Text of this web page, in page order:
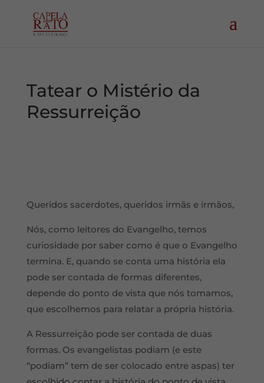
Tatear o Mistério da
Ressurreição
Queridos sacerdotes, queridos irmãs e irmãos,
Nós, como leitores do Evangelho, temos
curiosidade por saber como é que o Evangelho
termina. E, quando se conta uma história ela
pode ser contada de formas diferentes,
depende do ponto de vista que nós tomamos,
que escolhemos para relatar a própria história.
A Ressurreição pode ser contada de duas
formas. Os evangelistas podiam (e este
“podiam” tem de ser colocado entre aspas) ter